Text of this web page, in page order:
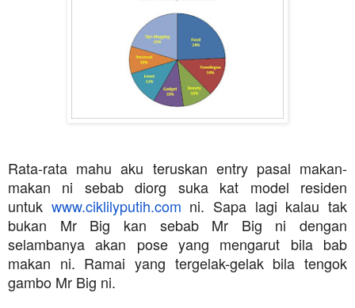
Rata-rata mahu aku teruskan entry pasal makan-
makan ni sebab diorg suka kat model residen
untuk www.ciklilyputih.com ni. Sapa lagi kalau tak
bukan Mr Big kan sebab Mr Big ni dengan
selambanya akan pose yang mengarut bila bab
makan ni. Ramai yang tergelak-gelak bila tengok
gambo Mr Big ni.